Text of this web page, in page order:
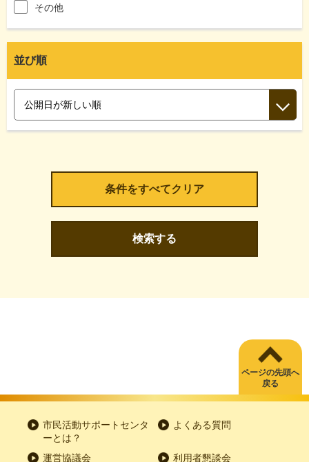
その他
並び順
検索する
ページの先頭へ
戻る
市民活動サポートセンタ
ーとは？
よくある質問
運営協議会 利用者懇談会